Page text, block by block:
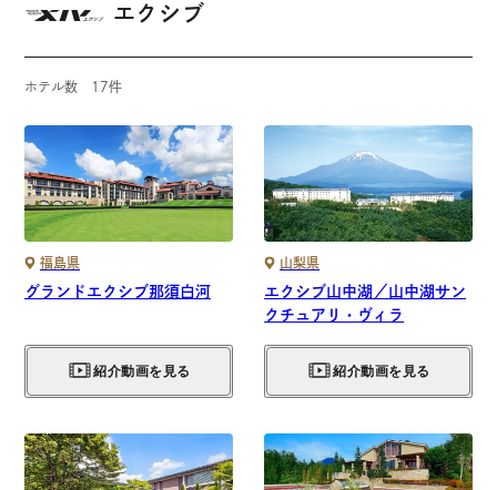
エクシブ
ホテル数 17件
福島県
グランドエクシブ那須白河
紹介動画を見る
山梨県
エクシブ山中湖／山中湖サン
クチュアリ・ヴィラ
紹介動画を見る